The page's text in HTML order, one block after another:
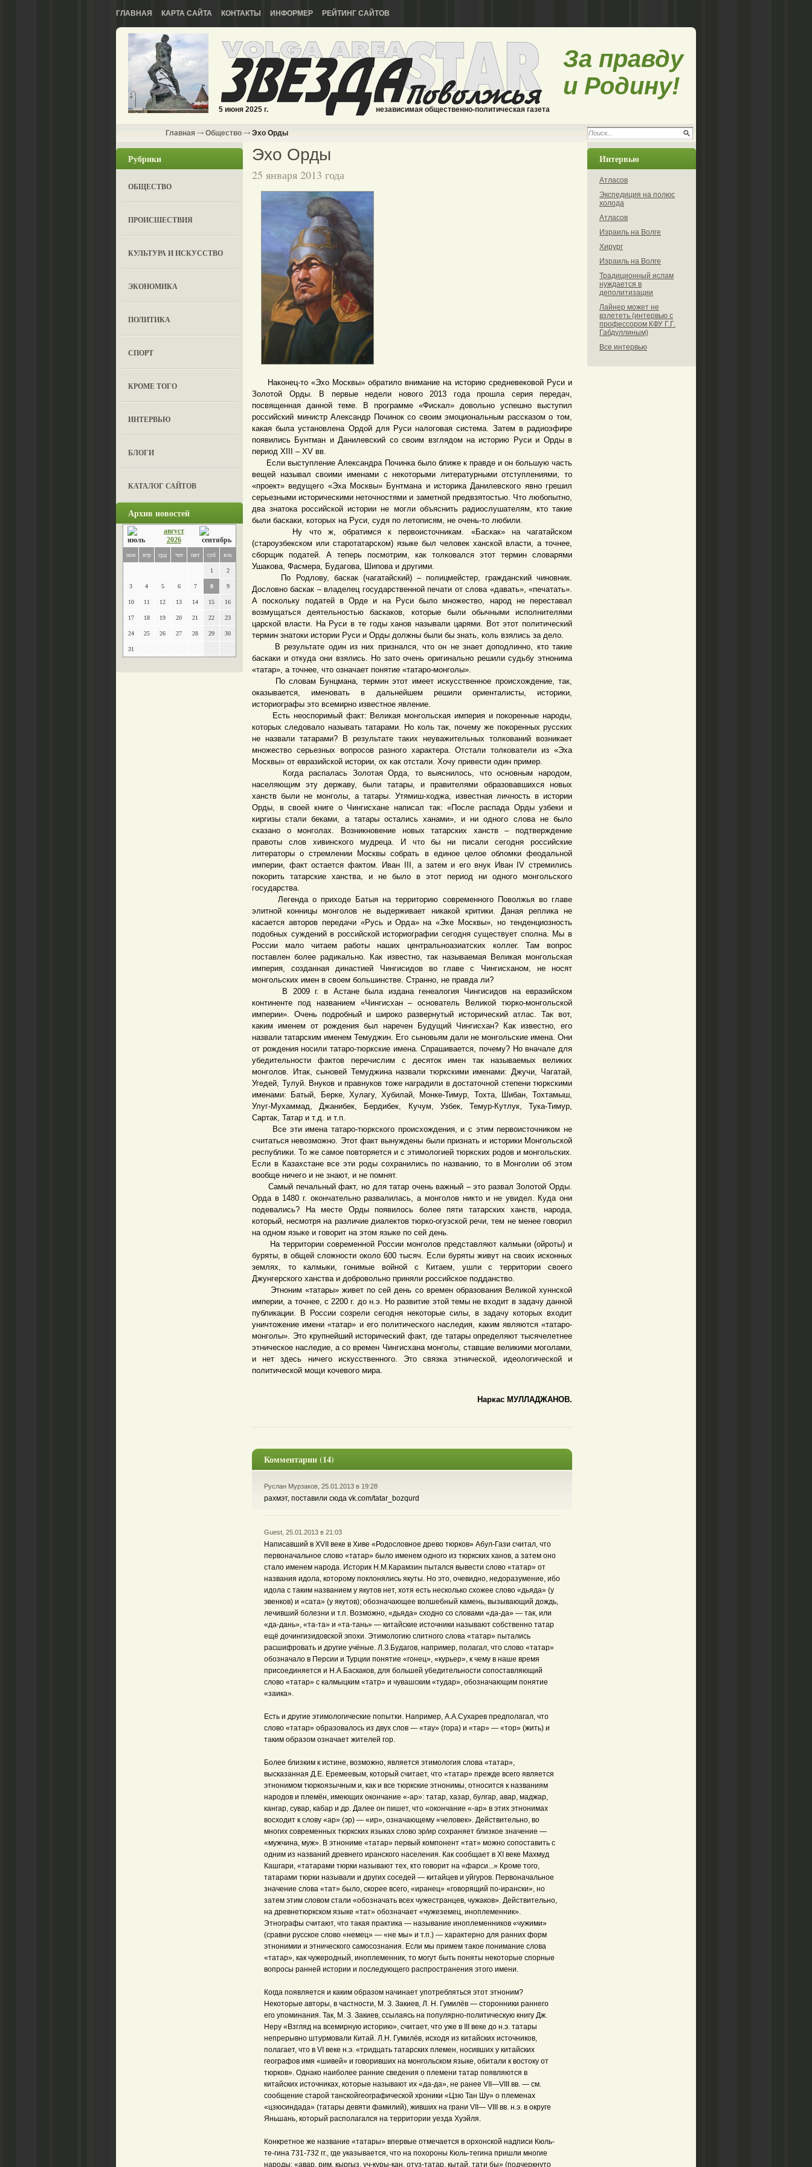
ГЛАВНАЯ КАРТА САЙТА КОНТАКТЫ ИНФОРМЕР РЕЙТИНГ САЙТОВ
5 июня 2025 г. независимая общественно-политическая газета
За правду
и Родину!
Главная Общество Эхо Орды
Рубрики
ОБЩЕСТВО
ПРОИСШЕСТВИЯ
КУЛЬТУРА И ИСКУССТВО
ЭКОНОМИКА
ПОЛИТИКА
СПОРТ
КРОМЕ ТОГО
ИНТЕРВЬЮ
БЛОГИ
КАТАЛОГ САЙТОВ
Архив новостей
август
2026
пон втр срд чет пят суб вск
1 2
3 4 5 6 7 8 9
10 11 12 13 14 15 16
17 18 19 20 21 22 23
24 25 26 27 28 29 30
31
Эхо Орды
25 января 2013 года
Наконец-то «Эхо Москвы» обратило внимание на историю средневековой Руси и
Золотой Орды. В первые недели нового 2013 года прошла серия передач,
посвященная данной теме. В программе «Фискал» довольно успешно выступил
российский министр Александр Починок со своим эмоциональным рассказом о том,
какая была установлена Ордой для Руси налоговая система. Затем в радиоэфире
появились Бунтман и Данилевский со своим взглядом на историю Руси и Орды в
период XIII – XV вв.
Если выступление Александра Починка было ближе к правде и он большую часть
вещей называл своими именами с некоторыми литературными отступлениями, то
«проект» ведущего «Эха Москвы» Бунтмана и историка Данилевского явно грешил
серьезными историческими неточностями и заметной предвзятостью. Что любопытно,
два знатока российской истории не могли объяснить радиослушателям, кто такие
были баскаки, которых на Руси, судя по летописям, не очень-то любили.
Ну что ж, обратимся к первоисточникам. «Баскак» на чагатайском
(староузбекском или старотатарском) языке был человек ханской власти, а точнее,
сборщик податей. А теперь посмотрим, как толковался этот термин словарями
Ушакова, Фасмера, Будагова, Шипова и другими.
По Родлову, баскак (чагатайский) – полицмейстер, гражданский чиновник.
Дословно баскак – владелец государственной печати от слова «давать», «печатать».
А поскольку податей в Орде и на Руси было множество, народ не переставал
возмущаться деятельностью баскаков, которые были обычными исполнителями
царской власти. На Руси в те годы ханов называли царями. Вот этот политический
термин знатоки истории Руси и Орды должны были бы знать, коль взялись за дело.
В результате один из них признался, что он не знает доподлинно, кто такие
баскаки и откуда они взялись. Но зато очень оригинально решили судьбу этнонима
«татар», а точнее, что означает понятие «татаро-монголы».
По словам Бунцмана, термин этот имеет искусственное происхождение, так,
оказывается, именовать в дальнейшем решили ориенталисты, историки,
историографы это всемирно известное явление.
Есть неоспоримый факт: Великая монгольская империя и покоренные народы,
которых следовало называть татарами. Но коль так, почему же покоренных русских
не назвали татарами? В результате таких неуважительных толкований возникает
множество серьезных вопросов разного характера. Отстали толкователи из «Эха
Москвы» от евразийской истории, ох как отстали. Хочу привести один пример.
Когда распалась Золотая Орда, то выяснилось, что основным народом,
населяющим эту державу, были татары, и правителями образовавшихся новых
ханств были не монголы, а татары. Утямиш-ходжа, известная личность в истории
Орды, в своей книге о Чингисхане написал так: «После распада Орды узбеки и
киргизы стали беками, а татары остались ханами», и ни одного слова не было
сказано о монголах. Возникновение новых татарских ханств – подтверждение
правоты слов хивинского мудреца. И что бы ни писали сегодня российские
литераторы о стремлении Москвы собрать в единое целое обломки феодальной
империи, факт остается фактом. Иван III, а затем и его внук Иван IV стремились
покорить татарские ханства, и не было в этот период ни одного монгольского
государства.
Легенда о приходе Батыя на территорию современного Поволжья во главе
элитной конницы монголов не выдерживает никакой критики. Даная реплика не
касается авторов передачи «Русь и Орда» на «Эхе Москвы», но тенденциозность
подобных суждений в российской историографии сегодня существует сполна. Мы в
России мало читаем работы наших центральноазиатских коллег. Там вопрос
поставлен более радикально. Как известно, так называемая Великая монгольская
империя, созданная династией Чингисидов во главе с Чингисханом, не носят
монгольских имен в своем большинстве. Странно, не правда ли?
В 2009 г. в Астане была издана генеалогия Чингисидов на евразийском
континенте под названием «Чингисхан – основатель Великой тюрко-монгольской
империи». Очень подробный и широко развернутый исторический атлас. Так вот,
каким именем от рождения был наречен Будущий Чингисхан? Как известно, его
назвали татарским именем Темуджин. Его сыновьям дали не монгольские имена. Они
от рождения носили татаро-тюркские имена. Спрашивается, почему? Но вначале для
убедительности фактов перечислим с десяток имен так называемых великих
монголов. Итак, сыновей Темуджина назвали тюркскими именами: Джучи, Чагатай,
Угедей, Тулуй. Внуков и правнуков тоже наградили в достаточной степени тюркскими
именами: Батый, Берке, Хулагу, Хубилай, Монке-Тимур, Тохта, Шибан, Тохтамыш,
Улуг-Мухаммад, Джанибек, Бердибек, Кучум, Узбек, Темур-Кутлук, Тука-Тимур,
Сартак, Татар и т.д. и т.п.
Все эти имена татаро-тюркского происхождения, и с этим первоисточником не
считаться невозможно. Этот факт вынуждены были признать и историки Монгольской
республики. То же самое повторяется и с этимологией тюркских родов и монгольских.
Если в Казахстане все эти роды сохранились по названию, то в Монголии об этом
вообще ничего и не знают, и не помнят.
Самый печальный факт, но для татар очень важный – это развал Золотой Орды.
Орда в 1480 г. окончательно развалилась, а монголов никто и не увидел. Куда они
подевались? На месте Орды появилось более пяти татарских ханств, народа,
который, несмотря на различие диалектов тюрко-огузской речи, тем не менее говорил
на одном языке и говорит на этом языке по сей день.
На территории современной России монголов представляют калмыки (ойроты) и
буряты, в общей сложности около 600 тысяч. Если буряты живут на своих исконных
землях, то калмыки, гонимые войной с Китаем, ушли с территории своего
Джунгерского ханства и добровольно приняли российское подданство.
Этноним «татары» живет по сей день со времен образования Великой хуннской
империи, а точнее, с 2200 г. до н.э. Но развитие этой темы не входит в задачу данной
публикации. В России созрели сегодня некоторые силы, в задачу которых входит
уничтожение имени «татар» и его политического наследия, каким являются «татаро-
монголы». Это крупнейший исторический факт, где татары определяют тысячелетнее
этническое наследие, а со времен Чингисхана монголы, ставшие великими моголами,
и нет здесь ничего искусственного. Это связка этнической, идеологической и
политической мощи кочевого мира.
Наркас МУЛЛАДЖАНОВ.
Комментарии (14)
Руслан Мурзаков, 25.01.2013 в 19:28
рахмэт, поставили сюда vk.com/tatar_bozqurd
Guest, 25.01.2013 в 21:03
Написавший в XVII веке в Хиве «Родословное древо тюрков» Абул-Гази считал, что
первоначальное слово «татар» было именем одного из тюркских ханов, а затем оно
стало именем народа. Историк Н.М.Карамзин пытался вывести слово «татар» от
названия идола, которому поклонялись якуты. Но это, очевидно, недоразумение, ибо
идола с таким названием у якутов нет, хотя есть несколько схожее слово «дьяда» (у
эвенков) и «сата» (у якутов); обозначающее волшебный камень, вызывающий дождь,
лечивший болезни и т.п. Возможно, «дьяда» сходно со словами «да-да» — так, или
«да-дань», «та-та» и «та-тань» — китайские источники называют собственно татар
ещё дочингизидовской эпохи. Этимологию слитного слова «татар» пытались
расшифровать и другие учёные. Л.З.Будагов, например, полагал, что слово «татар»
обозначало в Персии и Турции понятие «гонец», «курьер», к чему в наше время
присоединяется и Н.А.Баскаков, для большей убедительности сопоставляющий
слово «татар» с калмыцким «татр» и чувашским «тудар», обозначающим понятие
«заика».
Есть и другие этимологические попытки. Например, А.А.Сухарев предполагал, что
слово «татар» образовалось из двух слов — «тау» (гора) и «тар» — «тор» (жить) и
таким образом означает жителей гор.
Более близким к истине, возможно, является этимология слова «татар»,
высказанная Д.Е. Еремеевым, который считает, что «татар» прежде всего является
этнонимом тюркоязычным и, как и все тюркские этнонимы, относится к названиям
народов и племён, имеющих окончание «-ар»: татар, хазар, булгар, авар, маджар,
кангар, сувар, кабар и др. Далее он пишет, что «окончание «-ар» в этих этнонимах
восходит к слову «ар» (эр) — «ир», означающему «человек». Действительно, во
многих современных тюркских языках слово эр/ир сохраняет близкое значение —
«мужчина, муж». В этнониме «татар» первый компонент «тат» можно сопоставить с
одним из названий древнего иранского населения. Как сообщает в XI веке Махмуд
Кашгари, «татарами тюрки называют тех, кто говорит на «фарси...» Кроме того,
татарами тюрки называли и других соседей — китайцев и уйгуров. Первоначальное
значение слова «тат» было, скорее всего, «иранец» «говорящий по-ирански», но
затем этим словом стали «обозначать всех чужестранцев, чужаков». Действительно,
на древнетюркском языке «тат» обозначает «чужеземец, иноплеменник».
Этнографы считают, что такая практика — называние иноплеменников «чужими»
(сравни русское слово «немец» — «не мы» и т.п.) — характерно для ранних форм
этнонимии и этнического самосознания. Если мы примем такое понимание слова
«татар», как чужеродный, иноплеменник, то могут быть поняты некоторые спорные
вопросы ранней истории и последующего распространения этого имени.
Когда появляется и каким образом начинает употребляться этот этноним?
Некоторые авторы, в частности, М. З. Закиев, Л. Н. Гумилёв — сторонники раннего
его упоминания. Так, М. З. Закиев, ссылаясь на популярно-политическую книгу Дж.
Неру «Взгляд на всемирную историю», считает, что уже в III веке до н.э. татары
непрерывно штурмовали Китай. Л.Н. Гумилёв, исходя из китайских источников,
полагает, что в VI веке н.э. «тридцать татарских племен, носивших у китайских
географов имя «шивей» и говоривших на монгольском языке, обитали к востоку от
тюрков». Однако наиболее ранние сведения о племени татар появляются в
китайских источниках, которые называют их «да-да», не ранее VII—VIII вв. — см.
сообщение старой танскойгеографической хроники «Цзю Тан Шу» о племенах
«цзюсиндада» (татары девяти фамилий), живших на грани VII— VIII вв. н.э. в округе
Яньшань, который располагался на территории уезда Хуэйля.
Конкретное же название «татары» впервые отмечается в орхонской надписи Кюль-
те-гина 731-732 гг., где указывается, что на похороны Кюль-тегина пришли многие
народы: «авар, рим, кыргыз, уч-куры-кан, отуз-татар, кытай, тати бы» (подчеркнуто
Интервью
Атласов
Экспедиция на полюс
холода
Атласов
Израиль на Волге
Хирург
Израиль на Волге
Традиционный ислам
нуждается в
деполитизации
Лайнер может не
взлететь (интервью с
профессором КФУ Г.Г.
Габдуллиным)
Все интервью